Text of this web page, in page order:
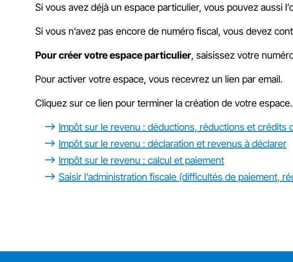
Si vous avez déjà un espace particulier, vous pouvez aussi
Si vous n’avez pas encore de numéro fiscal, vous devez
Pour créer votre espace particulier, saisissez votre
Pour activer votre espace, vous recevrez un lien par email.
Cliquez sur ce lien pour terminer la création de votre espace.
Impôt sur le revenu : déductions, réductions et crédits
Impôt sur le revenu : déclaration et revenus à déclarer
Impôt sur le revenu : calcul et paiement
Saisir l’administration fiscale (difficultés de paiement,